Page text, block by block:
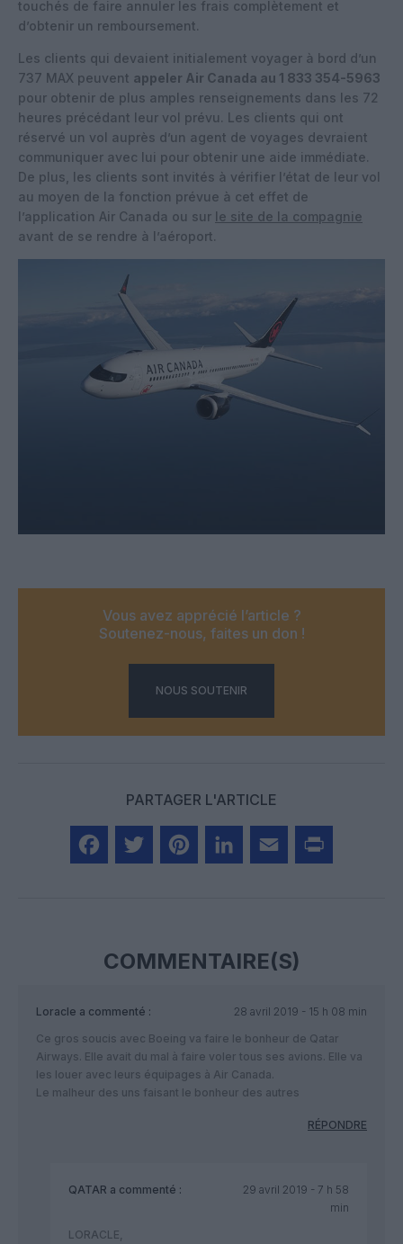
touchés de faire annuler les frais complètement et
d’obtenir un remboursement.
Les clients qui devaient initialement voyager à bord d’un
737 MAX peuvent appeler Air Canada au 1 833 354-5963
pour obtenir de plus amples renseignements dans les 72
heures précédant leur vol prévu. Les clients qui ont
réservé un vol auprès d’un agent de voyages devraient
communiquer avec lui pour obtenir une aide immédiate.
De plus, les clients sont invités à vérifier l’état de leur vol
au moyen de la fonction prévue à cet effet de
l’application Air Canada ou sur le site de la compagnie
avant de se rendre à l’aéroport.
Vous avez apprécié l’article ?
Soutenez-nous, faites un don !
NOUS SOUTENIR
PARTAGER L'ARTICLE
COMMENTAIRE(S)
Loracle a commenté :
28 avril 2019 - 15 h 08 min
Ce gros soucis avec Boeing va faire le bonheur de Qatar
Airways. Elle avait du mal à faire voler tous ses avions. Elle va
les louer avec leurs équipages à Air Canada.
Le malheur des uns faisant le bonheur des autres
RÉPONDRE
QATAR a commenté :
29 avril 2019 - 7 h 58
min
LORACLE,